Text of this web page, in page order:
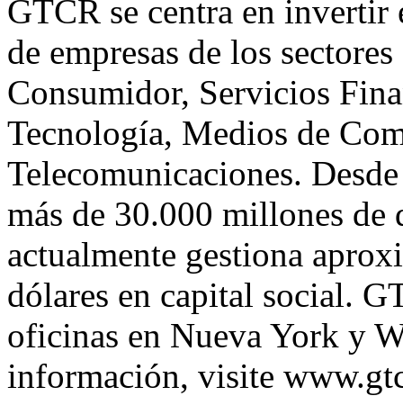
GTCR se centra en
de empresas de los
Consumidor, Servicios
Tecnología, Medios de
Telecomunicaciones.
más de 30.000 millones de
actualmente gestiona
dólares en capital social.
oficinas en Nueva York y
información, visite